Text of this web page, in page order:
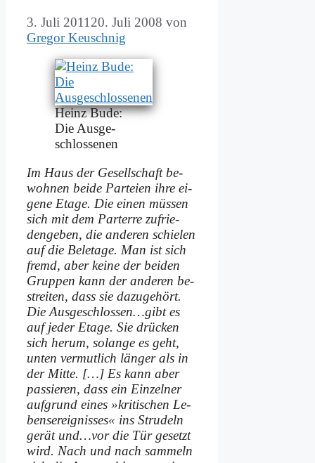
3. Juli 2011 20. Juli 2008 von
Gregor Keuschnig
Heinz Bu­de:
Die Aus­ge­
schlos­se­nen
Im Haus der Ge­sell­schaft be­
woh­nen bei­de Par­tei­en ih­re ei­
ge­ne Eta­ge. Die ei­nen müs­sen
sich mit dem Par­terre zu­frie­
den­ge­ben, die an­de­ren schie­len
auf die Bel­eta­ge. Man ist sich
fremd, aber kei­ne der bei­den
Grup­pen kann der an­de­ren be­
strei­ten, dass sie da­zu­ge­hört.
Die Ausgeschlossen…gibt es
auf je­der Eta­ge. Sie drücken
sich her­um, so­lan­ge es geht,
un­ten ver­mut­lich län­ger als in
der Mit­te. […] Es kann aber
pas­sie­ren, dass ein Ein­zel­ner
auf­grund ei­nes »kri­ti­schen Le­
bens­er­eig­nis­ses« ins Stru­deln
ge­rät und…vor die Tür ge­setzt
wird. Nach und nach sam­meln